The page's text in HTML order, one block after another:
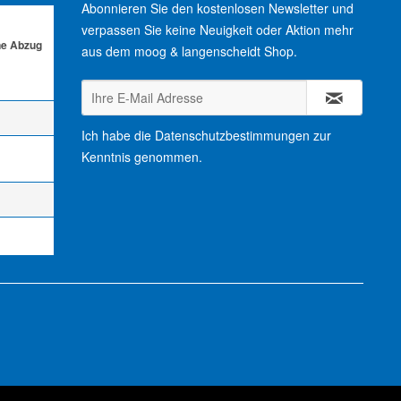
Abzug
Abonnieren Sie den kostenlosen Newsletter und
verpassen Sie keine Neuigkeit oder Aktion mehr
aus dem moog & langenscheidt Shop.
Ich habe die Datenschutzbestimmungen zur
Kenntnis genommen.